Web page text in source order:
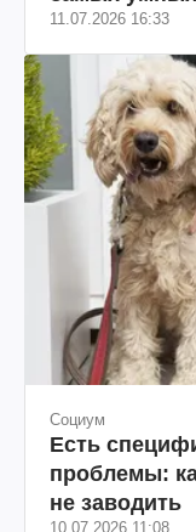
11.07.2026 16:33
Социум
Есть
проблемы:
не заводить
10.07.2026 11:08